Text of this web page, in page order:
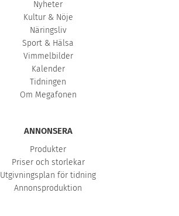
Nyheter
Kultur & Nöje
Näringsliv
Sport & Hälsa
Vimmelbilder
Kalender
Tidningen
Om Megafonen
ANNONSERA
Produkter
Priser och storlekar
Utgivningsplan för tidning
Annonsproduktion